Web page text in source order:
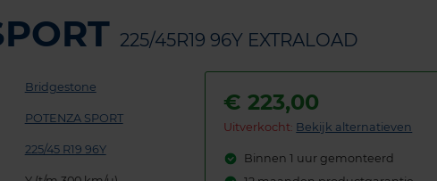
225/45R19 96Y EXTRALOAD
Bridgestone
POTENZA SPORT
225/45 R19 96Y
€223,00
Uitverkocht: Bekijk alternatieven
Binnen 1 uur gemonteerd